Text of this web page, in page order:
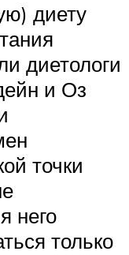
диету
диетологи
и Оз
точки
него
только